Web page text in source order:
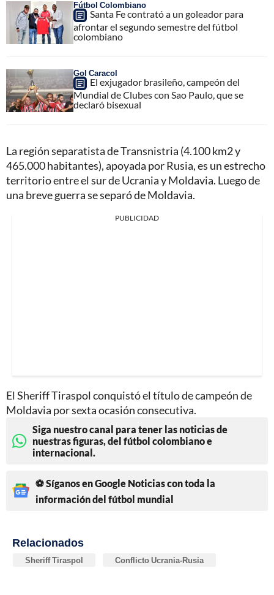
Fútbol Colombiano
Santa Fe contrató a un goleador para
afrontar el segundo semestre del fútbol
colombiano
Gol Caracol
El exjugador brasileño, campeón del
Mundial de Clubes con Sao Paulo, que se
declaró bisexual
La región separatista de Transnistria (4.100 km2 y
465.000 habitantes), apoyada por Rusia, es un estrecho
territorio entre el sur de Ucrania y Moldavia. Luego de
una breve guerra se separó de Moldavia.
PUBLICIDAD
El Sheriff Tiraspol conquistó el título de campeón de
Moldavia por sexta ocasión consecutiva.
Siga nuestro canal para tener las noticias de
nuestras figuras, del fútbol colombiano e
internacional.
⚽ Síganos en Google Noticias con toda la
información del fútbol mundial
Relacionados
Sheriff Tiraspol Conflicto Ucrania-Rusia